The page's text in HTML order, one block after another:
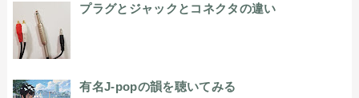
プラグとジャックとコネクタの違い
有名J-popの韻を聴いてみる